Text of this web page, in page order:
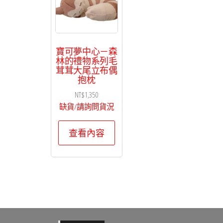
寶可夢中心－森
林的禮物系列毛
茸茸大尾立布偶
抱枕
NT$1,350
缺貨/請詢問貨況
查看內容